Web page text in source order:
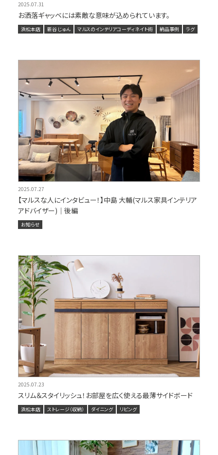
2025.07.31
お洒落ギャッベには素敵な意味が込められています。
浜松本店 新谷 じゅん マルスのインテリアコーディネイト術 納品事例 ラグ
2025.07.27
【マルスな人にインタビュー！】中島 大輔(マルス家具インテリア
アドバイザー)｜後編
お知らせ
2025.07.23
スリム＆スタイリッシュ！お部屋を広く使える最薄サイドボード
浜松本店 ストレージ（収納） ダイニング リビング